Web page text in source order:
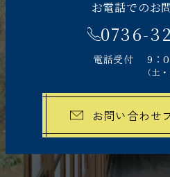
お電話でのお
0736-
電話受付 9：
（土
お問い合わせ